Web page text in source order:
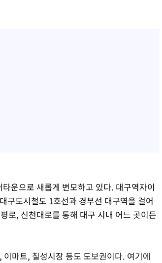
운으로 새롭게 변모하고 있다. 대구역자이
구도시철도 1호선과 경부선 대구역을 걸어
로, 신천대로를 통해 대구 시내 어느 곳이든
마트, 칠성시장 등도 도보권이다. 여기에